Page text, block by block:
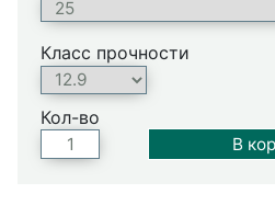
Класс прочности
Кол-во